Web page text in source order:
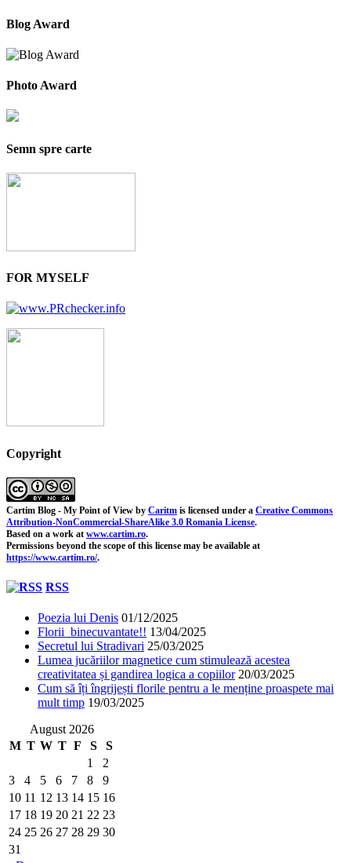
Blog Award
Photo Award
Semn spre carte
FOR MYSELF
Copyright
Cartim Blog - My Point of View by Caritm is licensed under a Creative Commons
Attribution-NonCommercial-ShareAlike 3.0 Romania License.
Based on a work at www.cartim.ro.
Permissions beyond the scope of this license may be available at
https://www.cartim.ro/.
RSS
Poezia lui Denis 01/12/2025
Florii binecuvantate!! 13/04/2025
Secretul lui Stradivari 25/03/2025
Lumea jucăriilor magnetice cum stimulează acestea
creativitatea și gandirea logica a copiilor 20/03/2025
Cum să îți îngrijești florile pentru a le menține proaspete mai
mult timp 19/03/2025
August 2026
M T W T F S
S
1
2
3
4 5 6 7 8
9
10 11 12 13 14 15 16
17 18 19 20 21 22 23
24 25 26 27 28 29 30
31